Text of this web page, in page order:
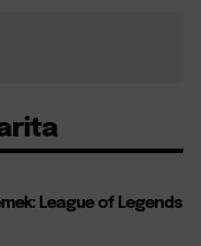
League of Legends